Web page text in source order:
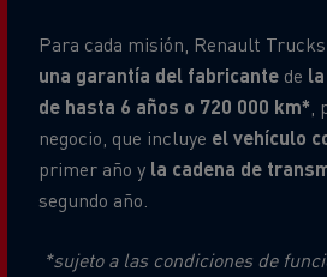
Para cada misión, Renault
una garantía del fabricante de
de hasta 6 años o 720 000 km*,
negocio, que incluye el vehículo
primer año y la cadena de
segundo año.
*sujeto a las condiciones de